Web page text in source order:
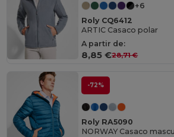
+6
Roly CQ6412
ARTIC Casaco polar
A partir de:
8,85 €28,71 €
-72%
Roly RA5090
NORWAY Casaco